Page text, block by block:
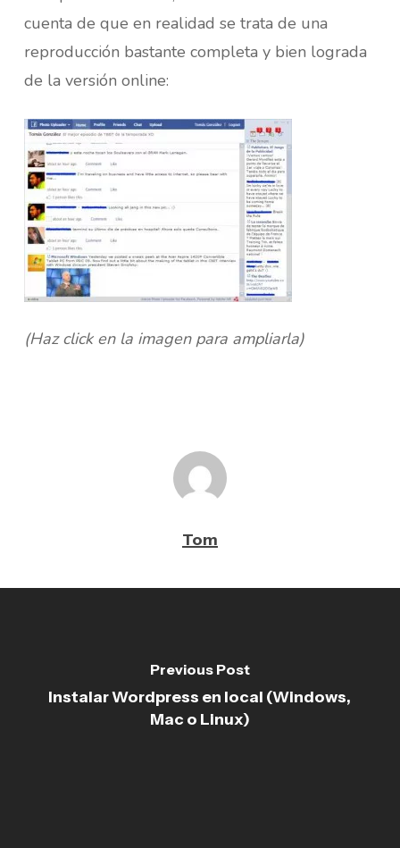
cuenta de que en realidad se trata de una
reproducción bastante completa y bien lograda
de la versión online:
(Haz click en la imagen para ampliarla)
Tom
Previous Post
Instalar Wordpress en local (Windows,
Mac o Linux)